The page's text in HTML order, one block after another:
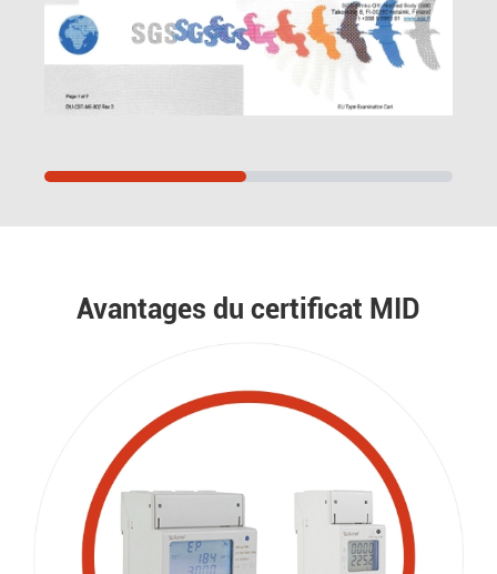
Avantages du certificat MID